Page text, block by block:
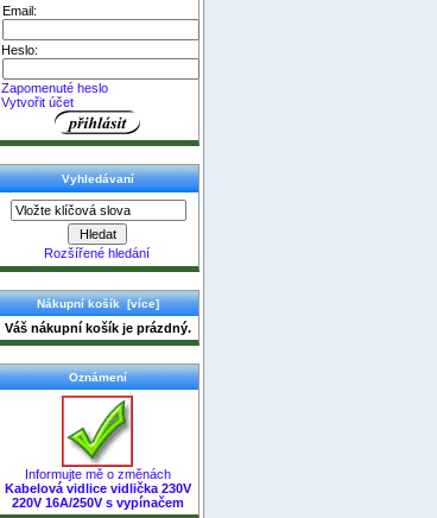
Email:
Heslo:
Zapomenuté heslo
Vytvořit účet
Vyhledávaní
Rozšířené hledání
Nákupní košík [více]
Váš nákupní košík je prázdný.
Oznámení
Informujte mě o změnách
Kabelová vidlice vidlička 230V
220V 16A/250V s vypínačem